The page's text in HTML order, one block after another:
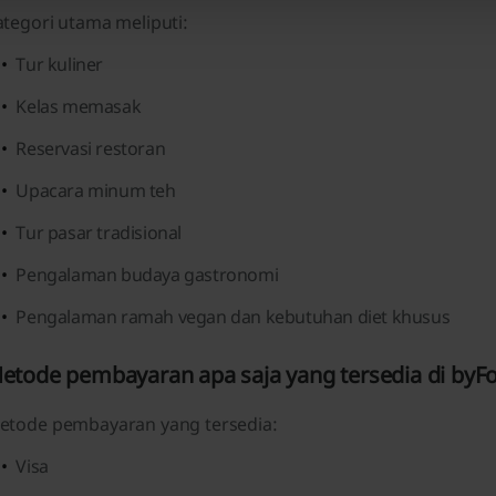
utama meliputi:
Tur kuliner
Kelas memasak
Reservasi restoran
Upacara minum teh
Tur pasar tradisional
Pengalaman budaya gastronomi
Pengalaman ramah vegan dan kebutuhan diet khusus
pembayaran apa saja yang tersedia di
pembayaran yang tersedia:
Visa